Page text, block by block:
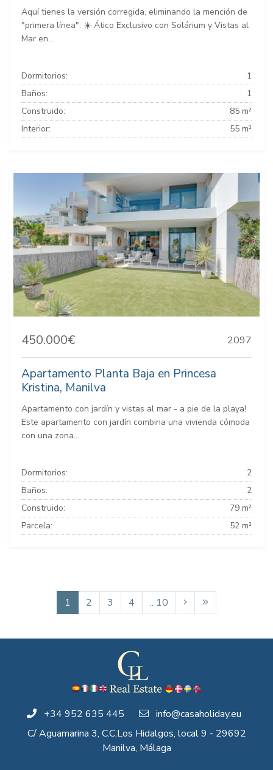
Aquí tienes la versión corregida, eliminando la mención de
"primera línea": ☀️ Ático Exclusivo con Solárium y Vistas al
Mar en...
Dormitorios:
1
Baños:
1
Construido:
85 m²
Interior:
55 m²
450.000€ 2097
Apartamento Planta Baja en Princesa
Kristina, Manilva
Apartamento con jardín y vistas al mar - a pie de la playa!
Este apartamento con jardín combina una vivienda cómoda
con una zona...
Dormitorios:
2
Baños:
2
Construido:
79 m²
Parcela:
52 m²
1 2 3 4 .. 10
+34 952 635 445
info@casaholiday.eu
C/ Aguamarina 3, C.C.Los Hidalgos, local 9 - 29692
Manilva, Málaga